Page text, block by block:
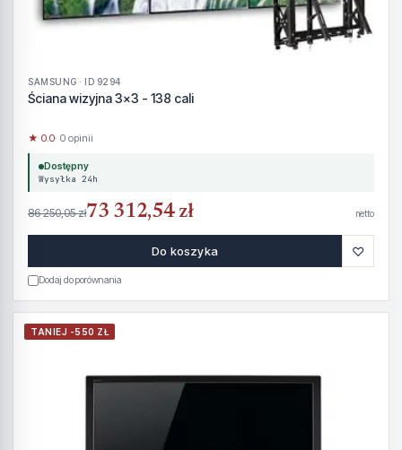
SAMSUNG · ID 9294
Ściana wizyjna 3x3 - 138 cali
★ 0.0· 0 opinii
Dostępny
Wysyłka 24h
86 250,05 zł73 312,54 zł netto
Do koszyka ♡
Dodaj do porównania
TANIEJ -550 ZŁ